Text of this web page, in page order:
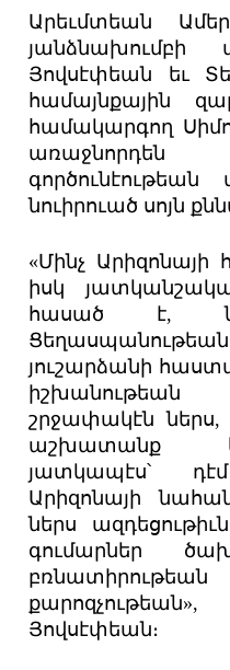
Արեւմտեան
Յովսէփեան եւ
համայնքային
համակարգող
գործունէութեան
նուիրուած սոյն
«Մինչ Արիզոնայի
իսկ
հասած է,
յուշարձանի
շրջափակէն
աշխատանք
յատկապէս՝
Արիզոնայի
ներս
գումարներ
Յովսէփեան։